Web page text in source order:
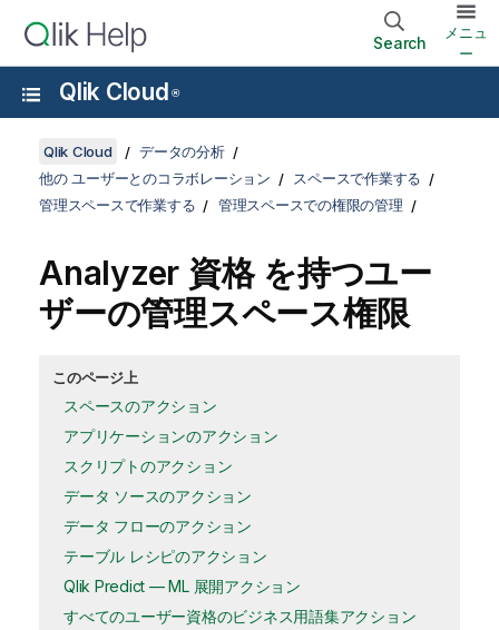
Search
メニュ
ー
Qlik Cloud ®
Qlik Cloud
データの分析
他の ユーザーとのコラボレーション
スペースで作業する
管理スペースで作業する
管理スペースでの権限の管理
Analyzer 資格 を持つユー
ザーの管理スペース権限
このページ上
スペースのアクション
アプリケーションのアクション
スクリプトのアクション
データ ソースのアクション
データ フローのアクション
テーブル レシピのアクション
Qlik Predict — ML 展開アクション
すべてのユーザー資格のビジネス用語集アクション